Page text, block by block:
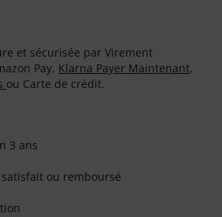
et sécurisée par Virement
Pay, Klarna Payer Maintenant,
ou Carte de crédit.
3 ans
ou remboursé